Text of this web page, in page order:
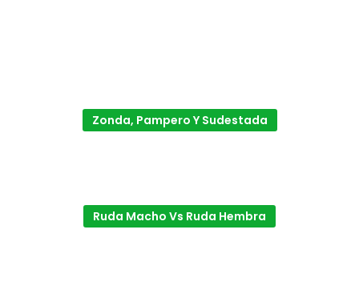
Zonda, Pampero Y Sudestada
Ruda Macho Vs Ruda Hembra